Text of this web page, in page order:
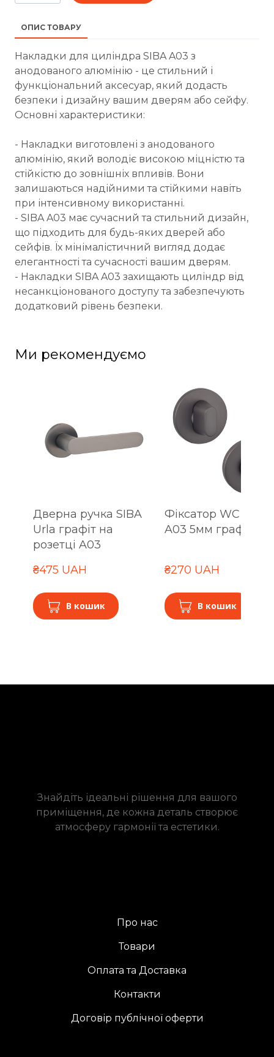
ОПИС ТОВАРУ
Накладки для циліндра SIBA A03 з
анодованого алюмінію - це стильний і
функціональний аксесуар, який додасть
безпеки і дизайну вашим дверям або сейфу.
Основні характеристики:
- Накладки виготовлені з анодованого
алюмінію, який володіє високою міцністю та
стійкістю до зовнішніх впливів. Вони
залишаються надійними та стійкими навіть
при інтенсивному використанні.
- SIBA A03 має сучасний та стильний дизайн,
що підходить для будь-яких дверей або
сейфів. Їх мінімалістичний вигляд додає
елегантності та сучасності вашим дверям.
- Накладки SIBA A03 захищають циліндр від
несанкціонованого доступу та забезпечують
додатковий рівень безпеки.
Ми рекомендуємо
Дверна ручка SIBA
Urla графіт на
розетці A03
₴475 UAH
В кошик
Фіксатор WC SIBA
A03 5мм графіт
₴270 UAH
В кошик
Знайдіть ідеальні рішення для вашого
приміщення, де кожна деталь створює
атмосферу гармонії та естетики.
Про нас
Товари
Оплата та Доставка
Контакти
Договір публічної оферти